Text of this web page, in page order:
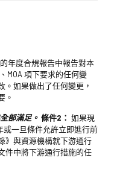
年度合規報告中報告對本
MOA 項下要求的任何變
。如果做出了任何變更，
。
部滿足。 條件2： 如果現
一旦條件允許立即進行前
》與資源機構就下游通行
件中將下游通行措施的任